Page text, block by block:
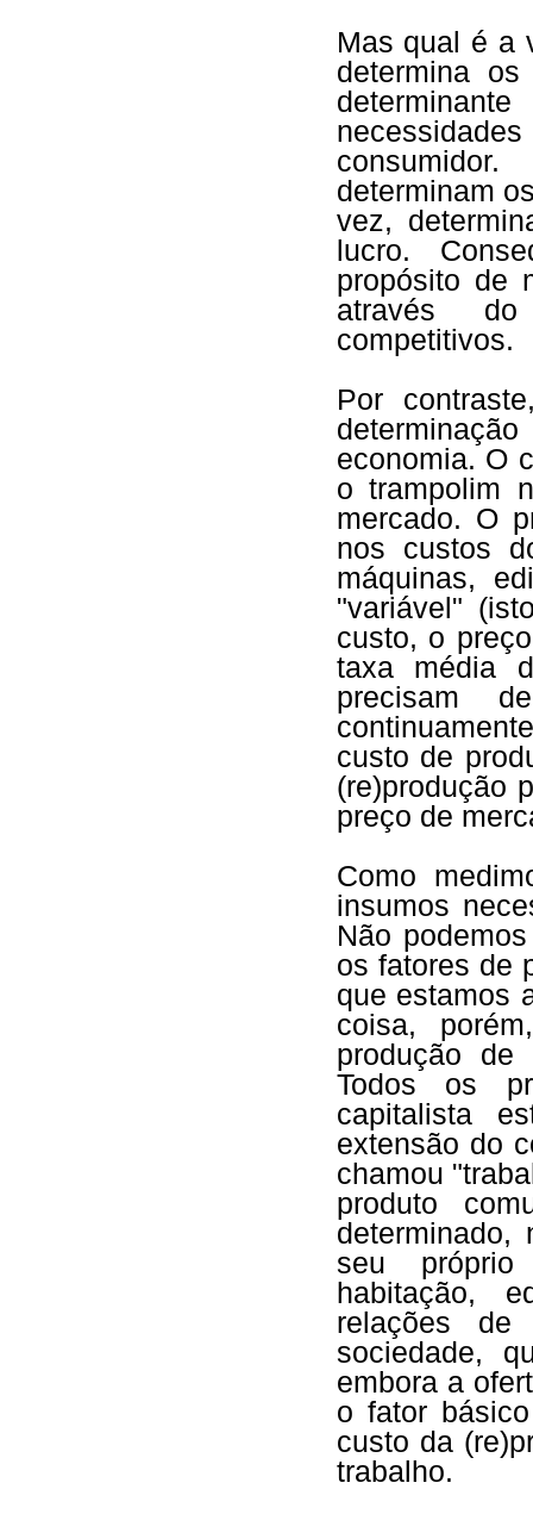
Mas qual é a
determina
determinam
vez,
lucro.
propósito de
através do
competitivos.
Por
economia. O
o trampolim
mercado. O
nos custos
máquinas,
"variável"
custo, o
taxa média
precisam
custo de
(re)produção
preço de
Como
insumos
Não
os fatores de
que estamos
coisa,
produção de
Todos os
capitalista
extensão do
chamou
produto
seu
habitação,
relações
sociedade,
embora a
o fator
custo da
trabalho.